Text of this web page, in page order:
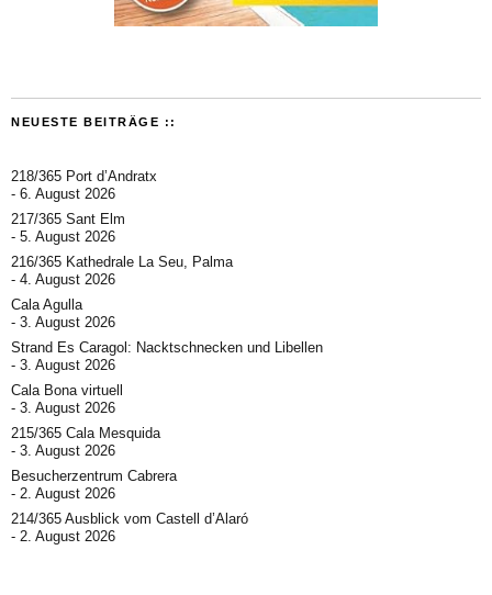
NEUESTE BEITRÄGE ::
218/365 Port d’Andratx
6. August 2026
217/365 Sant Elm
5. August 2026
216/365 Kathedrale La Seu, Palma
4. August 2026
Cala Agulla
3. August 2026
Strand Es Caragol: Nacktschnecken und Libellen
3. August 2026
Cala Bona virtuell
3. August 2026
215/365 Cala Mesquida
3. August 2026
Besucherzentrum Cabrera
2. August 2026
214/365 Ausblick vom Castell d’Alaró
2. August 2026